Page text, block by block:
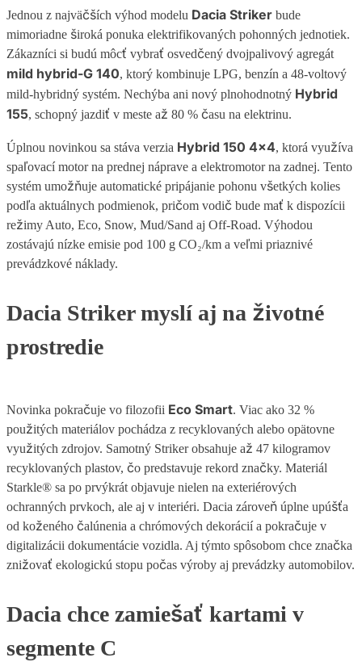
Jednou z najväčších výhod modelu Dacia Striker bude
mimoriadne široká ponuka elektrifikovaných pohonných jednotiek.
Zákazníci si budú môcť vybrať osvedčený dvojpalivový agregát
mild hybrid-G 140, ktorý kombinuje LPG, benzín a 48-voltový
mild-hybridný systém. Nechýba ani nový plnohodnotný Hybrid
155, schopný jazdiť v meste až 80 % času na elektrinu.
Úplnou novinkou sa stáva verzia Hybrid 150 4×4, ktorá využíva
spaľovací motor na prednej náprave a elektromotor na zadnej. Tento
systém umožňuje automatické pripájanie pohonu všetkých kolies
podľa aktuálnych podmienok, pričom vodič bude mať k dispozícii
režimy Auto, Eco, Snow, Mud/Sand aj Off-Road. Výhodou
zostávajú nízke emisie pod 100 g CO₂/km a veľmi priaznivé
prevádzkové náklady.
Dacia Striker myslí aj na životné
prostredie
Novinka pokračuje vo filozofii Eco Smart. Viac ako 32 %
použitých materiálov pochádza z recyklovaných alebo opätovne
využitých zdrojov. Samotný Striker obsahuje až 47 kilogramov
recyklovaných plastov, čo predstavuje rekord značky. Materiál
Starkle® sa po prvýkrát objavuje nielen na exteriérových
ochranných prvkoch, ale aj v interiéri. Dacia zároveň úplne upúšťa
od koženého čalúnenia a chrómových dekorácií a pokračuje v
digitalizácii dokumentácie vozidla. Aj týmto spôsobom chce značka
znižovať ekologickú stopu počas výroby aj prevádzky automobilov.
Dacia chce zamiešať kartami v
segmente C